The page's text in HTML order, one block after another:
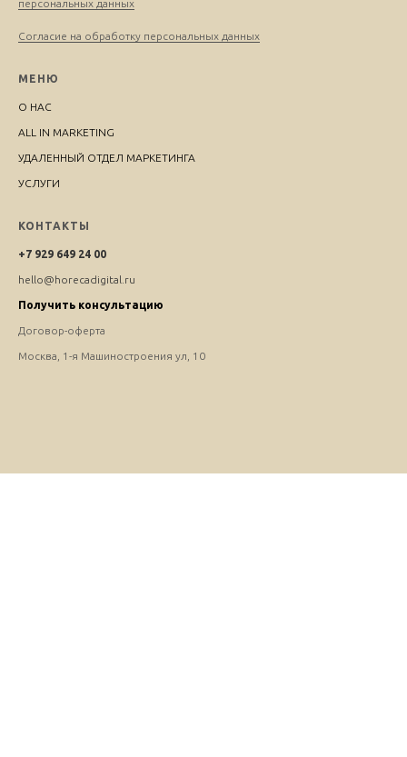
персональных данных
Согласие на обработку персональных данных
МЕНЮ
О НАС
ALL IN MARKETING
УДАЛЕННЫЙ ОТДЕЛ МАРКЕТИНГА
УСЛУГИ
КОНТАКТЫ
+7 929 649 24 00
hello@horecadigital.ru
Получить консультацию
Договор-оферта
Москва, 1-я Машиностроения ул, 10